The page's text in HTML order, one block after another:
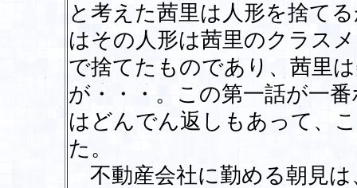
と考えた茜里は人形を捨て
はその人形は茜里のクラス
で捨てたものであり、茜里
が・・・。この第一話が一
はどんでん返しもあって、
た。
不動産会社に勤める朝見は